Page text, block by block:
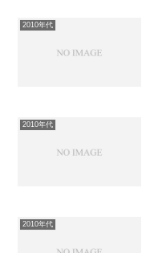
2010年代
2010年代
2010年代